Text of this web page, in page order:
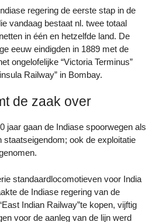
regering de eerste stap in de
vandaag bestaat nl. twee totaal
in één en hetzelfde land. De
eeuw eindigden in 1889 met de
ongelofelijke “Victoria Terminus”
Railway” in Bombay.
de zaak over
jaar gaan de Indiase spoorwegen als
staatseigendom; ook de exploitatie
standaardlocomotieven voor India
de Indiase regering van de
Indian Railway”te kopen, vijftig
voor de aanleg van de lijn werd